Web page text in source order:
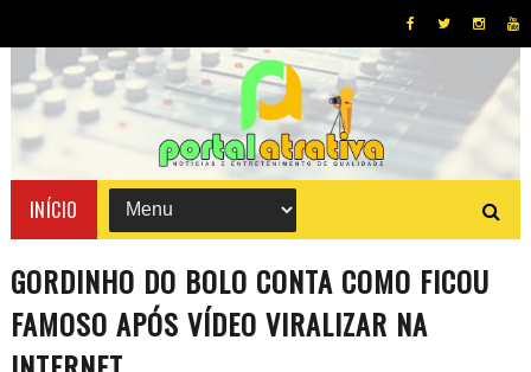
INÍCIO
GORDINHO DO BOLO CONTA COMO FICOU
FAMOSO APÓS VÍDEO VIRALIZAR NA